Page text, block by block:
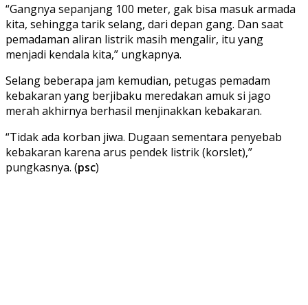
“Gangnya sepanjang 100 meter, gak bisa masuk armada
kita, sehingga tarik selang, dari depan gang. Dan saat
pemadaman aliran listrik masih mengalir, itu yang
menjadi kendala kita,” ungkapnya.
Selang beberapa jam kemudian, petugas pemadam
kebakaran yang berjibaku meredakan amuk si jago
merah akhirnya berhasil menjinakkan kebakaran.
“Tidak ada korban jiwa. Dugaan sementara penyebab
kebakaran karena arus pendek listrik (korslet),”
pungkasnya. (psc)